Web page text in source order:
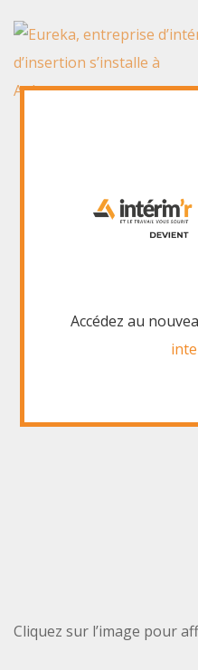
Cliquez sur l’image pour
Accédez au